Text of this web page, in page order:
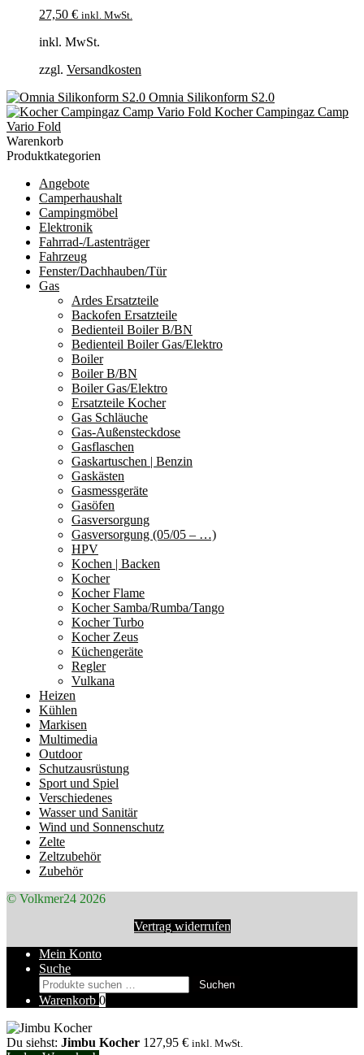
27,50 € inkl. MwSt.
inkl. MwSt.
zzgl. Versandkosten
Omnia Silikonform S2.0
Kocher Campingaz Camp
Vario Fold
Warenkorb
Produktkategorien
Angebote
Camperhaushalt
Campingmöbel
Elektronik
Fahrrad-/Lastenträger
Fahrzeug
Fenster/Dachhauben/Tür
Gas
Ardes Ersatzteile
Backofen Ersatzteile
Bedienteil Boiler B/BN
Bedienteil Boiler Gas/Elektro
Boiler
Boiler B/BN
Boiler Gas/Elektro
Ersatzteile Kocher
Gas Schläuche
Gas-Außensteckdose
Gasflaschen
Gaskartuschen | Benzin
Gaskästen
Gasmessgeräte
Gasöfen
Gasversorgung
Gasversorgung (05/05 – …)
HPV
Kochen | Backen
Kocher
Kocher Flame
Kocher Samba/Rumba/Tango
Kocher Turbo
Kocher Zeus
Küchengeräte
Regler
Vulkana
Heizen
Kühlen
Markisen
Multimedia
Outdoor
Schutzausrüstung
Sport und Spiel
Verschiedenes
Wasser und Sanitär
Wind und Sonnenschutz
Zelte
Zeltzubehör
Zubehör
© Volkmer24 2026
Vertrag widerrufen
Mein Konto
Suche
Suchen
nach:
Suchen
Warenkorb 0
Du siehst: Jimbu Kocher 127,95 € inkl. MwSt.